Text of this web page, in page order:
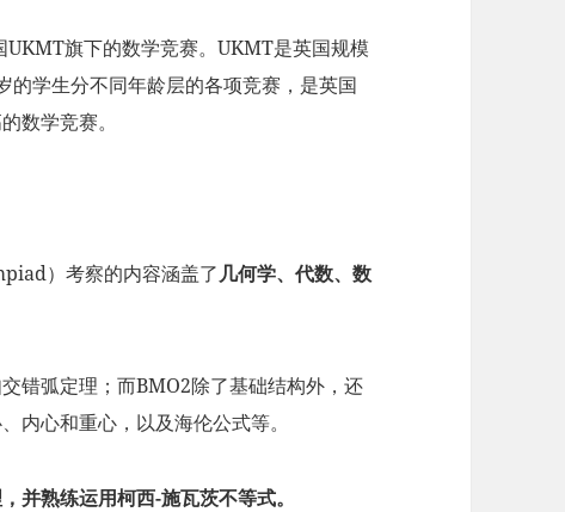
旗下的数学竞赛。UKMT是英国规模
的学生分不同年龄层的各项竞赛，是英国
数学竞赛。
）考察的内容涵盖了几何学、代数、数
错弧定理；而BMO2除了基础结构外，还
内心和重心，以及海伦公式等。
并熟练运用柯西-施瓦茨不等式。